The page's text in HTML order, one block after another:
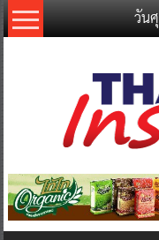
Skip
to
วัน
Thailand